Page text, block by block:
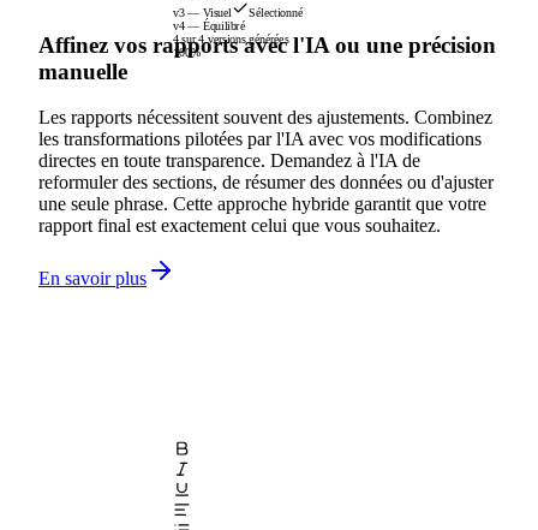
v3 — Visuel Sélectionné
v4 — Équilibré
4 sur 4 versions générées
100%
Affinez vos rapports avec l'IA ou une précision
manuelle
Les rapports nécessitent souvent des ajustements. Combinez
les transformations pilotées par l'IA avec vos modifications
directes en toute transparence. Demandez à l'IA de
reformuler des sections, de résumer des données ou d'ajuster
une seule phrase. Cette approche hybride garantit que votre
rapport final est exactement celui que vous souhaitez.
En savoir plus